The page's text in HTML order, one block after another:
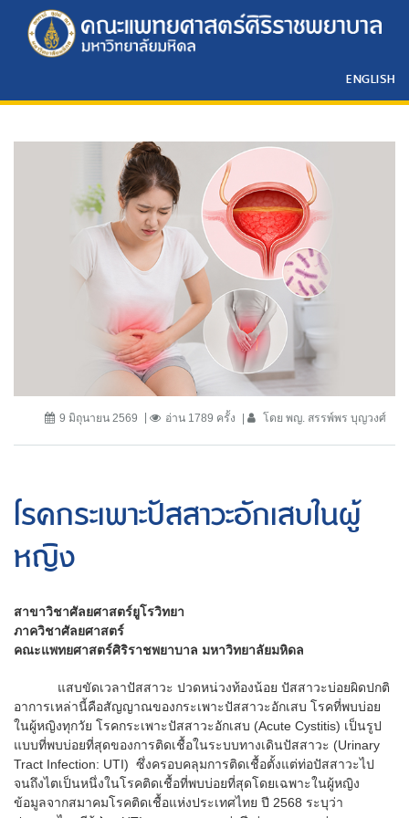
ENGLISH
9 มิถุนายน 2569 อ่าน 1789 ครั้ง โดย พญ. สรรพ์พร บุญวงศ์
โรคกระเพาะปัสสาวะอักเสบในผู้
หญิง
สาขาวิชาศัลยศาสตร์ยูโรวิทยา
ภาควิชาศัลยศาสตร์
คณะแพทยศาสตร์ศิริราชพยาบาล มหาวิทยาลัยมหิดล
แสบขัดเวลาปัสสาวะ ปวดหน่วงท้องน้อย ปัสสาวะบ่อยผิดปกติ
อาการเหล่านี้คือสัญญาณของกระเพาะปัสสาวะอักเสบ โรคที่พบบ่อย
ในผู้หญิงทุกวัย โรคกระเพาะปัสสาวะอักเสบ (Acute Cystitis) เป็นรูป
แบบที่พบบ่อยที่สุดของการติดเชื้อในระบบทางเดินปัสสาวะ (Urinary
Tract Infection: UTI) ซึ่งครอบคลุมการติดเชื้อตั้งแต่ท่อปัสสาวะไป
จนถึงไตเป็นหนึ่งในโรคติดเชื้อที่พบบ่อยที่สุดโดยเฉพาะในผู้หญิง
ข้อมูลจากสมาคมโรคติดเชื้อแห่งประเทศไทย ปี 2568 ระบุว่า